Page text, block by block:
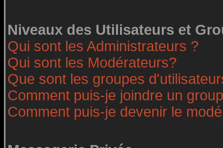
Niveaux des Utilisateurs et
Qui sont les Administrateurs ?
Qui sont les Modérateurs?
Que sont les groupes
Comment puis-je joindre un
Comment puis-je devenir le